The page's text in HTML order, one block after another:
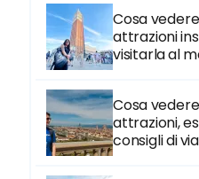
Cosa
attrazioni
visitarla al
Cosa
attrazioni,
consigli di